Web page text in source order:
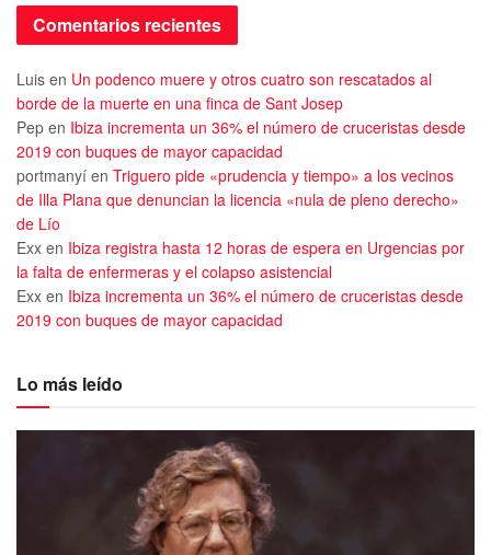
Comentarios recientes
Luis en Un podenco muere y otros cuatro son rescatados al
borde de la muerte en una finca de Sant Josep
Pep en Ibiza incrementa un 36% el número de cruceristas desde
2019 con buques de mayor capacidad
portmanyí en Triguero pide «prudencia y tiempo» a los vecinos
de Illa Plana que denuncian la licencia «nula de pleno derecho»
de Lío
Exx en Ibiza registra hasta 12 horas de espera en Urgencias por
la falta de enfermeras y el colapso asistencial
Exx en Ibiza incrementa un 36% el número de cruceristas desde
2019 con buques de mayor capacidad
Lo más leído